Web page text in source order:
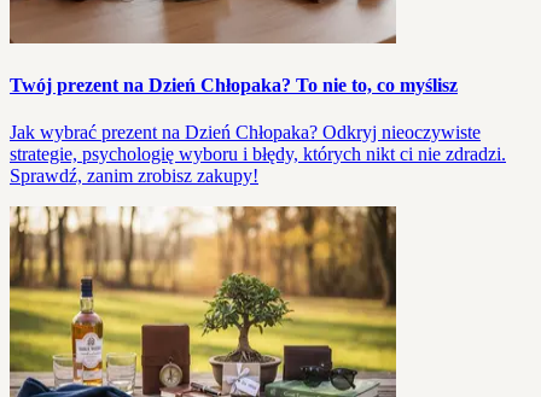
Twój prezent na Dzień Chłopaka? To nie to, co myślisz
Jak wybrać prezent na Dzień Chłopaka? Odkryj nieoczywiste
strategie, psychologię wyboru i błędy, których nikt ci nie zdradzi.
Sprawdź, zanim zrobisz zakupy!